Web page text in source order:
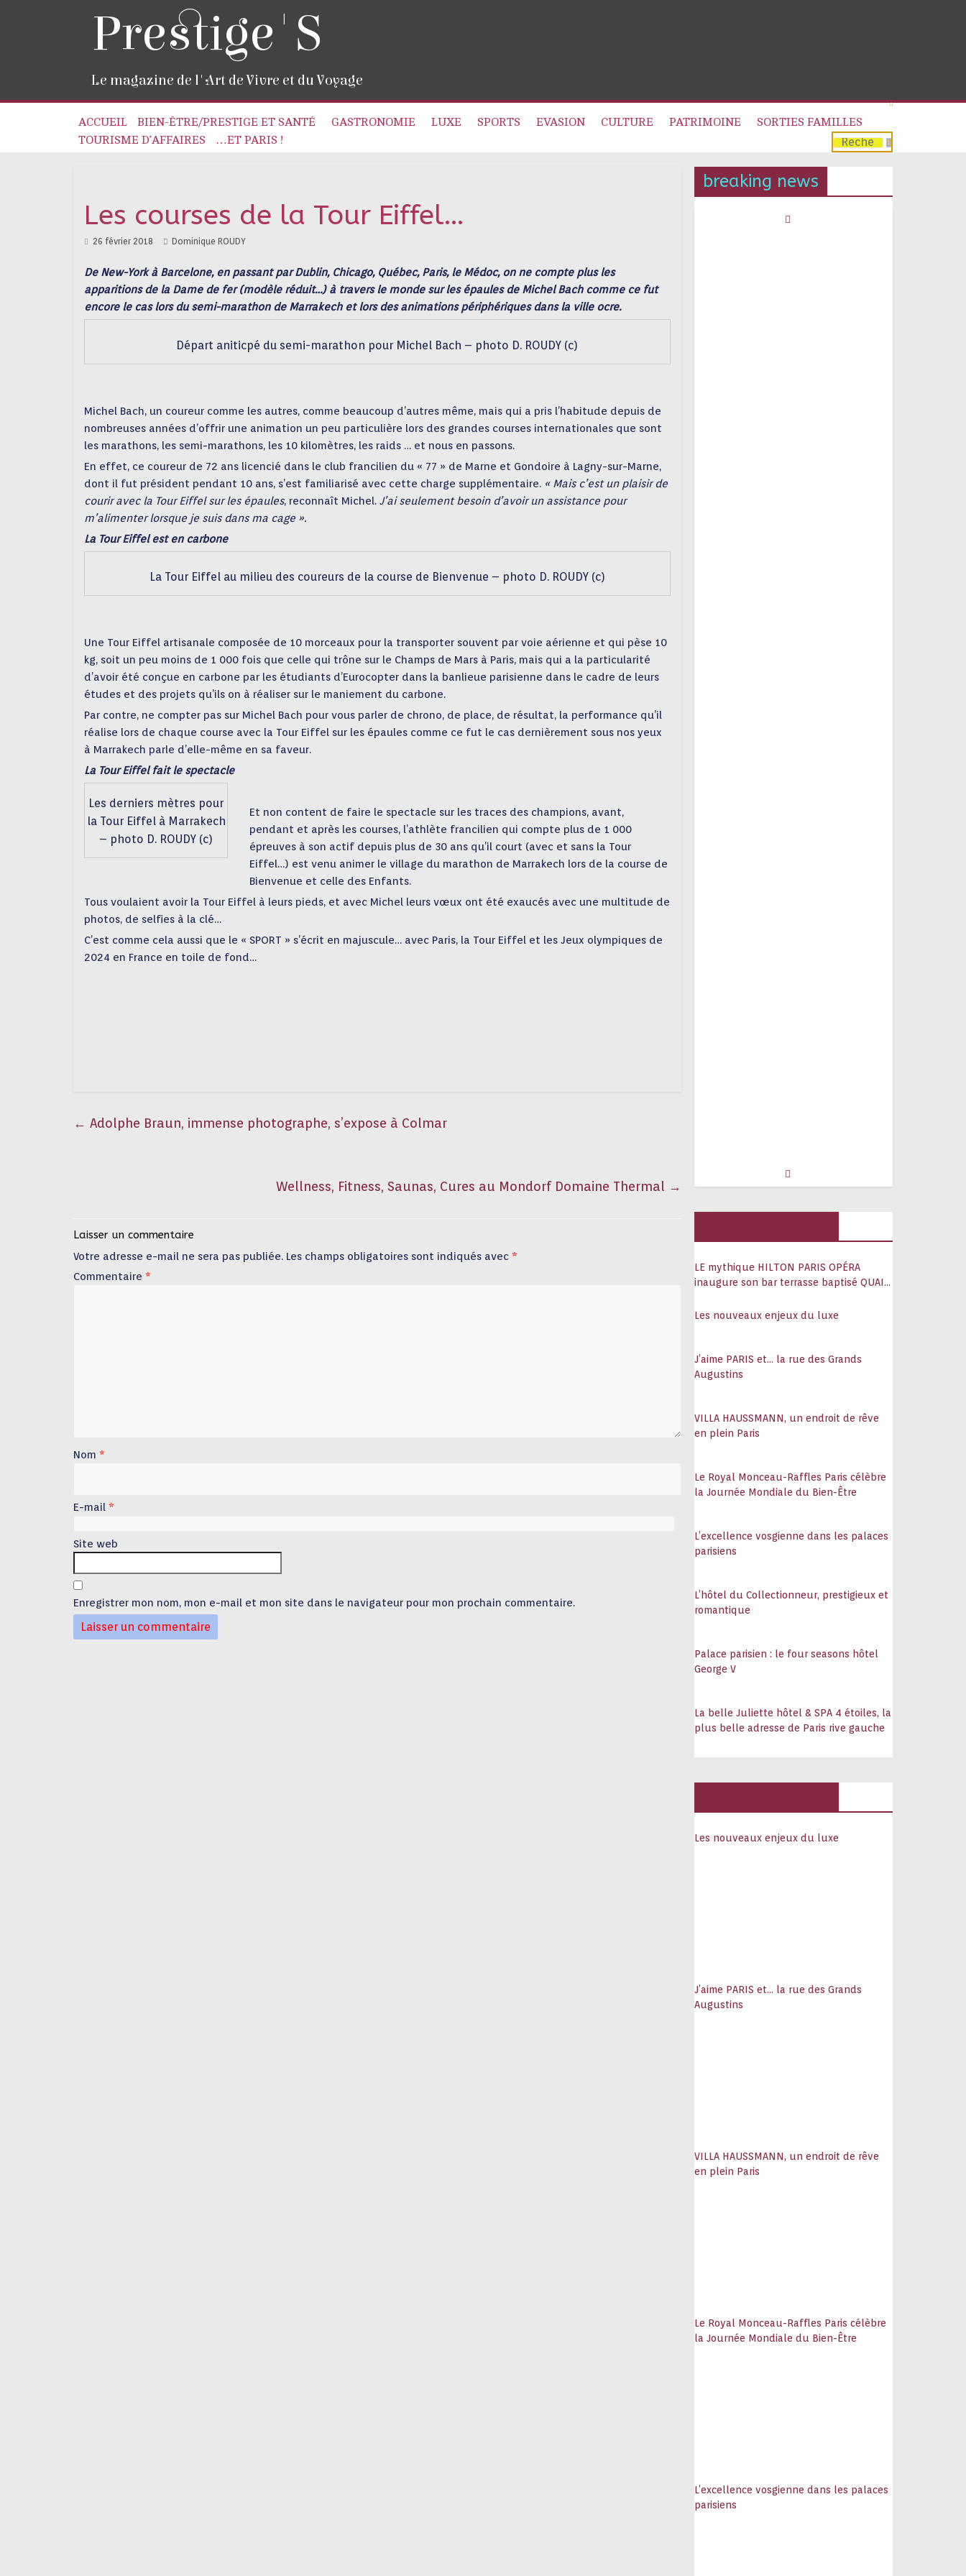
Prestige'S
Le magazine de l'Art de Vivre et du Voyage
ACCUEIL BIEN-ÊTRE/PRESTIGE ET SANTÉ GASTRONOMIE LUXE SPORTS EVASION CULTURE PATRIMOINE
SORTIES FAMILLES
TOURISME D’AFFAIRES
…ET PARIS !
Les courses de la Tour Eiffel…
26 février 2018 Dominique ROUDY
De New-York à Barcelone, en passant par Dublin, Chicago, Québec, Paris, le Médoc, on ne compte plus les
apparitions de la Dame de fer (modèle réduit…) à travers le monde sur les épaules de Michel Bach comme ce fut
encore le cas lors du semi-marathon de Marrakech et lors des animations périphériques dans la ville ocre.
Départ aniticpé du semi-marathon pour Michel Bach – photo D. ROUDY (c)
Michel Bach, un coureur comme les autres, comme beaucoup d’autres même, mais qui a pris l’habitude depuis de
nombreuses années d’offrir une animation un peu particulière lors des grandes courses internationales que sont
les marathons, les semi-marathons, les 10 kilomètres, les raids … et nous en passons.
En effet, ce coureur de 72 ans licencié dans le club francilien du « 77 » de Marne et Gondoire à Lagny-sur-Marne,
dont il fut président pendant 10 ans, s’est familiarisé avec cette charge supplémentaire. « Mais c’est un plaisir de
courir avec la Tour Eiffel sur les épaules, reconnaît Michel. J’ai seulement besoin d’avoir un assistance pour
m’alimenter lorsque je suis dans ma cage ».
La Tour Eiffel est en carbone
La Tour Eiffel au milieu des coureurs de la course de Bienvenue – photo D. ROUDY (c)
Une Tour Eiffel artisanale composée de 10 morceaux pour la transporter souvent par voie aérienne et qui pèse 10
kg, soit un peu moins de 1 000 fois que celle qui trône sur le Champs de Mars à Paris, mais qui a la particularité
d’avoir été conçue en carbone par les étudiants d’Eurocopter dans la banlieue parisienne dans le cadre de leurs
études et des projets qu’ils on à réaliser sur le maniement du carbone.
Par contre, ne compter pas sur Michel Bach pour vous parler de chrono, de place, de résultat, la performance qu’il
réalise lors de chaque course avec la Tour Eiffel sur les épaules comme ce fut le cas dernièrement sous nos yeux
à Marrakech parle d’elle-même en sa faveur.
La Tour Eiffel fait le spectacle
Les derniers mètres pour
la Tour Eiffel à Marrakech
– photo D. ROUDY (c)
Et non content de faire le spectacle sur les traces des champions, avant,
pendant et après les courses, l’athlète francilien qui compte plus de 1 000
épreuves à son actif depuis plus de 30 ans qu’il court (avec et sans la Tour
Eiffel…) est venu animer le village du marathon de Marrakech lors de la course de
Bienvenue et celle des Enfants.
Tous voulaient avoir la Tour Eiffel à leurs pieds, et avec Michel leurs vœux ont été exaucés avec une multitude de
photos, de selfies à la clé…
C’est comme cela aussi que le « SPORT » s’écrit en majuscule… avec Paris, la Tour Eiffel et les Jeux olympiques de
2024 en France en toile de fond…
← Adolphe Braun, immense photographe, s’expose à Colmar
Wellness, Fitness, Saunas, Cures au Mondorf Domaine Thermal →
Laisser un commentaire
Votre adresse e-mail ne sera pas publiée. Les champs obligatoires sont indiqués avec *
Commentaire *
Nom *
E-mail *
Site web
Enregistrer mon nom, mon e-mail et mon site dans le navigateur pour mon prochain commentaire.
breaking news
LE mythique HILTON PARIS OPÉRA
inaugure son bar terrasse baptisé QUAI
Les nouveaux enjeux du luxe
J’aime PARIS et… la rue des Grands
Augustins
VILLA HAUSSMANN, un endroit de rêve
en plein Paris
Le Royal Monceau-Raffles Paris célèbre
la Journée Mondiale du Bien-Être
L’excellence vosgienne dans les palaces
parisiens
L’hôtel du Collectionneur, prestigieux et
romantique
Palace parisien : le four seasons hôtel
George V
La belle Juliette hôtel & SPA 4 étoiles, la
plus belle adresse de Paris rive gauche
Les nouveaux enjeux du luxe
J’aime PARIS et… la rue des Grands
Augustins
VILLA HAUSSMANN, un endroit de rêve
en plein Paris
Le Royal Monceau-Raffles Paris célèbre
la Journée Mondiale du Bien-Être
L’excellence vosgienne dans les palaces
parisiens